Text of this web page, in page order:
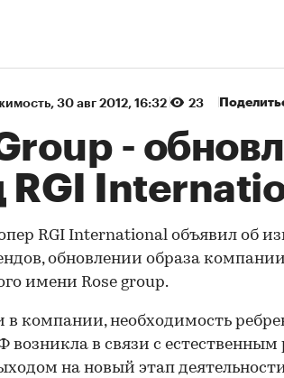
⁠, 30 авг 2012, 16:32 23
-
RGI
RGI International объявил об
обновлении образа
имени Rose group.
в компании, необходимость
возникла в связи с естественным
на новый этап